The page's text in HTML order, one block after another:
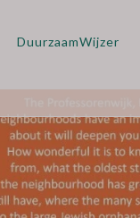
DuurzaamWijzer